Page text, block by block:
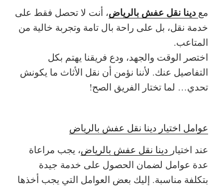
مع دينا نقل عفش بالرياض، أنت لا تحصل فقط على
خدمة نقل، بل على راحة بال تامة وتجربة خالية من
المتاعب.
اختصر الوقت والجهد، ودع فريقنا يهتم بكل
التفاصيل عنك. لأننا نؤمن أن نقل الأثاث ما يكونش
تحدي… لما تختار الفريق الصح!
عوامل اختيار دينا نقل عفش بالرياض
عند اختيار دينا نقل عفش بالرياض، يجب مراعاة
عدة عوامل لضمان الحصول على خدمة جيدة
بتكلفة مناسبة. إليك بعض العوامل التي يجب أخذها